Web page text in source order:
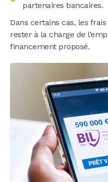
partenaires bancaires.
Dans certains cas, les
rester à la charge de
financement proposé.